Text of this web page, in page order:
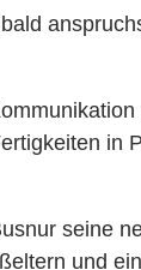
seine
und